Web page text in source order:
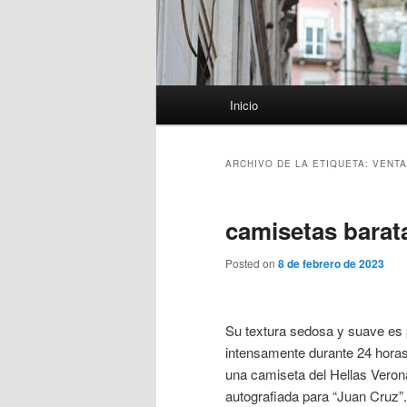
Inicio
ARCHIVO DE LA ETIQUETA:
camisetas
Posted on 8 de febrero de 2023
Su textura sedosa y suave
intensamente durante 24
una camiseta del Hellas
autografiada para “Juan